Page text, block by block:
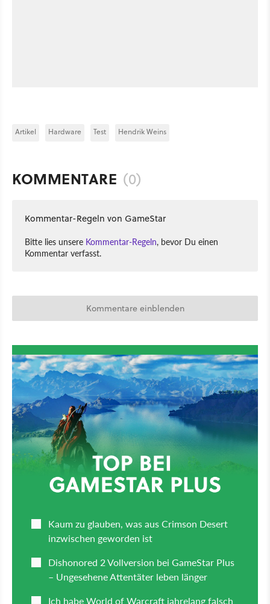
Artikel Hardware Test Hendrik Weins
KOMMENTARE (0)
Kommentar-Regeln von GameStar
Bitte lies unsere Kommentar-Regeln, bevor Du einen
Kommentar verfasst.
Kommentare einblenden